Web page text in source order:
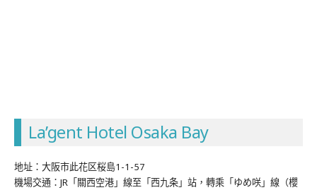
La’gent Hotel Osaka Bay
地址：大阪市此花区桜島1-1-57
機場交通：JR「關西空港」線至「西九条」站，轉乘「ゆめ咲」線（櫻